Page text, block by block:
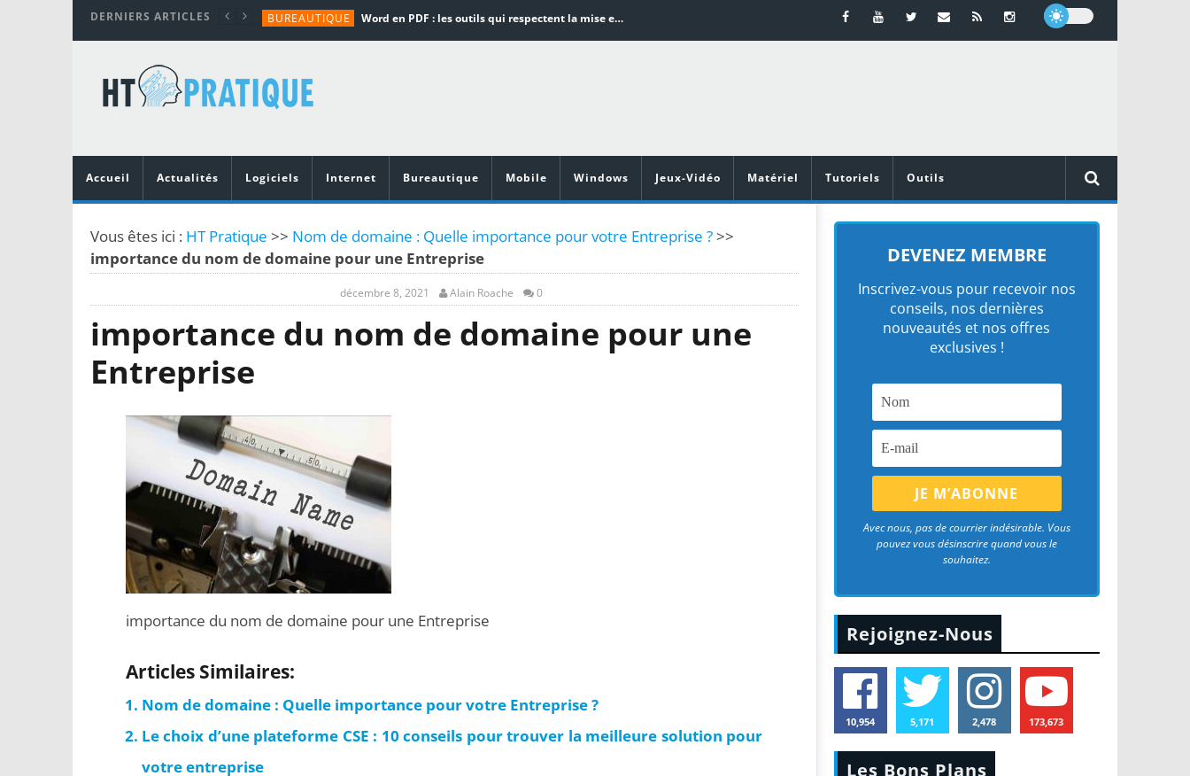
DERNIERS ARTICLES BUREAUTIQUE Word en PDF : les outils qui respectent la mise en page
TUTORIALS
MATÉRIEL
Vidéoprojecteurs Asus : Top 6 des meilleurs modèles de la marque
Accueil
Actualités Logiciels Internet Bureautique Mobile Windows Jeux-Vidéo Matériel Tutoriels Outils
Vous êtes ici : HT Pratique >> Nom de domaine : Quelle importance pour votre Entreprise ?>>
importance du nom de domaine pour une Entreprise
décembre 8, 2021 Alain Roache 0
importance du nom de domaine pour une
Entreprise
importance du nom de domaine pour une Entreprise
Articles Similaires:
Nom de domaine : Quelle importance pour votre Entreprise ?
Le choix d’une plateforme CSE : 10 conseils pour trouver la meilleure solution pour
votre entreprise
DEVENEZ MEMBRE
Inscrivez-vous pour recevoir nos
conseils, nos dernières
nouveautés et nos offres
exclusives !
Avec nous, pas de courrier indésirable. Vous
pouvez vous désinscrire quand vous le
souhaitez.
Rejoignez-Nous
10,954 5,171 2,478 173,673
Les Bons Plans